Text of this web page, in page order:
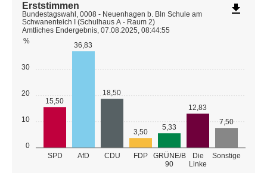
0
10
20
30
%
SPD AfD CDU FDP GRÜNE/B
90
Die
Linke
Sonstige
15,50
36,83
18,50
3,50
5,33
12,83
7,50
Erststimmen
Bundestagswahl, 0008 - Neuenhagen b. Bln Schule am
Schwanenteich I (Schulhaus A - Raum 2)
Amtliches Endergebnis, 07.08.2025, 08:44:55
file_download